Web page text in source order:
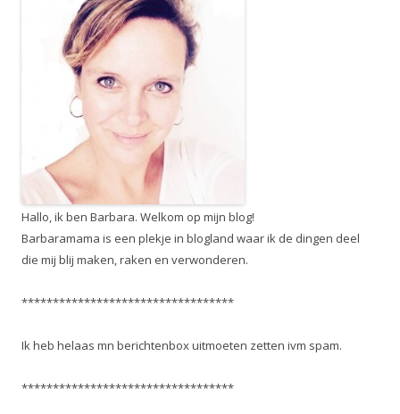
Hallo, ik ben Barbara. Welkom op mijn blog!
Barbaramama is een plekje in blogland waar ik de dingen deel
die mij blij maken, raken en verwonderen.
**********************************
Ik heb helaas mn berichtenbox uitmoeten zetten ivm spam.
**********************************